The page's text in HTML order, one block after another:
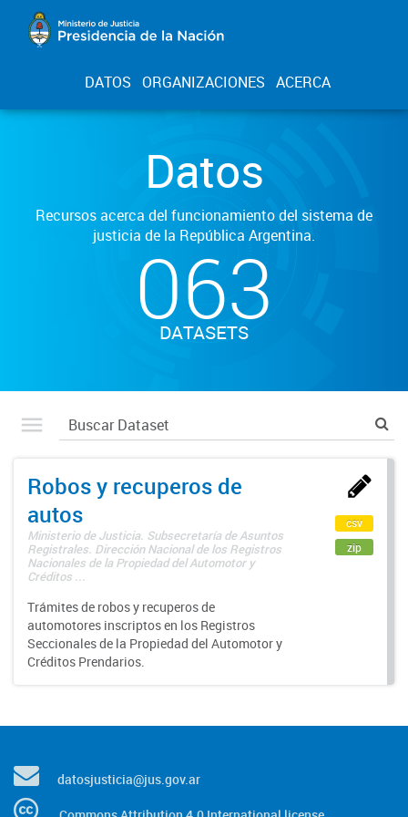
DATOS ORGANIZACIONES ACERCA
Datos
Recursos acerca del funcionamiento del sistema de
justicia de la República Argentina.
063
DATASETS
Robos y recuperos de
autos
Ministerio de Justicia. Subsecretaría de Asuntos
Registrales. Dirección Nacional de los Registros
Nacionales de la Propiedad del Automotor y
Créditos ...
Trámites de robos y recuperos de
automotores inscriptos en los Registros
Seccionales de la Propiedad del Automotor y
Créditos Prendarios.
csv
zip
datosjusticia@jus.gov.ar